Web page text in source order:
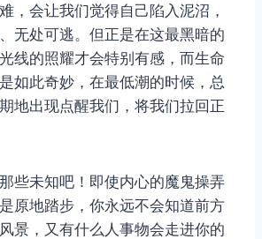
，会让我们觉得自己陷入泥沼，
无处可逃。但正是在这最黑暗的
线的照耀才会特别有感，而生命
如此奇妙，在最低潮的时候，总
地出现点醒我们，将我们拉回正
些未知吧！即使内心的魔鬼操弄
原地踏步，你永远不会知道前方
景，又有什么人事物会走进你的